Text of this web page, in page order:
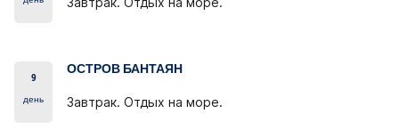
9
день
ОСТРОВ БАНТАЯН
Завтрак. Отдых на море.